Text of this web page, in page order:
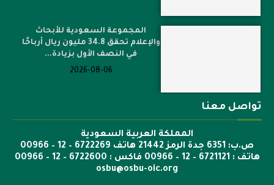
المجموعة السعودية للأبحاث
والإعلام تحقق 34.8 مليون ريال أرباحًا
في النصف الأول بزيادة...
2026-08-06
تواصل معنا
المملكة العربية السعودية
ص.ب: 6351 جدة الرمز 21442 هاتف 6722269 – 12 – 00966
هاتف : 6721121 – 12 – 00966 فاكس : 6722600 – 12 – 00966
osbu@osbu-oic.org